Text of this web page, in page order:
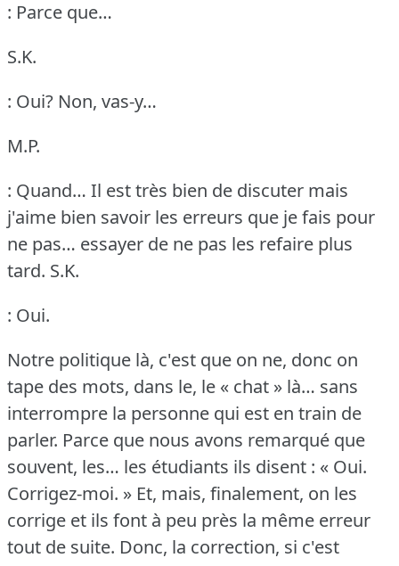
: Parce que…
S.K.
: Oui? Non, vas-y…
M.P.
: Quand… Il est très bien de discuter mais
j'aime bien savoir les erreurs que je fais pour
ne pas… essayer de ne pas les refaire plus
tard. S.K.
: Oui.
Notre politique là, c'est que on ne, donc on
tape des mots, dans le, le « chat » là… sans
interrompre la personne qui est en train de
parler. Parce que nous avons remarqué que
souvent, les… les étudiants ils disent : « Oui.
Corrigez-moi. » Et, mais, finalement, on les
corrige et ils font à peu près la même erreur
tout de suite. Donc, la correction, si c'est